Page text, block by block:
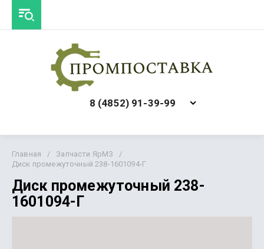
8 (4852) 91-39-99
Главная / Запчасти ЯрМЗ
/
Диск промежуточный 238-1601094-Г
Диск промежуточный 238-
1601094-Г